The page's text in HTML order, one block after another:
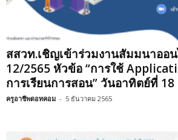
สสวท.เชิญเข้าร่วมงานสัมมนาออ
12/2565 หัวข้อ “การใช้
การเรียนการสอน” วันอาทิตย์ที่
ครูอาชีพดอทคอม - 5 ธันวาคม 2565